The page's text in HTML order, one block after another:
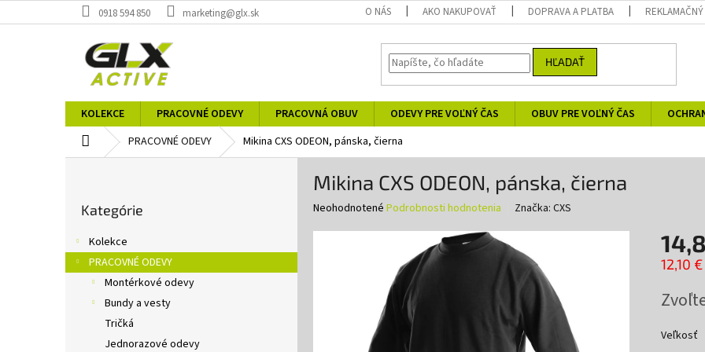
na
0918 594 850 marketing@glx.sk O NÁS AKO NAKUPOVAŤ DOPRAVA A PLATBA REKLAMAČNÝ
HĽADAŤ
KOLEKCE PRACOVNÉ ODEVY PRACOVNÁ OBUV ODEVY PRE VOĽNÝ ČAS OBUV PRE VOĽNÝ ČAS
DomovPRACOVNÉ ODEVY Mikina CXS ODEON, pánska, čierna
p
a
kategórie
Kategórie
Kolekce
PRACOVNÉ ODEVY
Montérkové odevy
Bundy a vesty
Tričká
Jednorazové odevy
Mikina CXS ODEON, pánska, čierna
Priemerné
Neohodnotené Podrobnosti hodnotenia Značka: CXS
12,10
cena:
Veľkosť